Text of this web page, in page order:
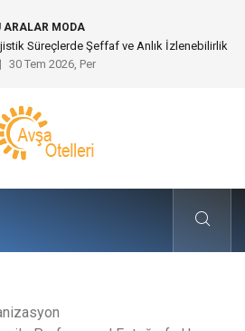
ARALAR MODA
Almanın Avantajları Nelerdir?
30 Tem 2026, Per